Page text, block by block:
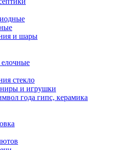
и шары
стекло
и игрушки
года гипс, керамика